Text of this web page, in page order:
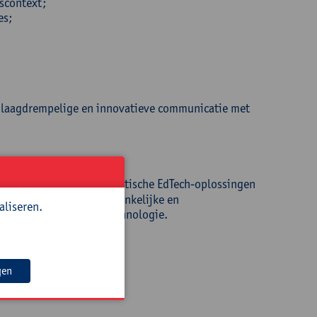
en innovatieve communicatie met
schaalbare democratische EdTech-oplossingen
leerkrachten via toegankelijke en
met onderwijstechnologie.